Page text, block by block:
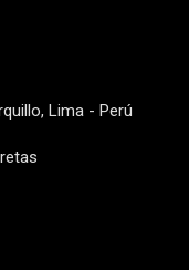
Lima - Perú